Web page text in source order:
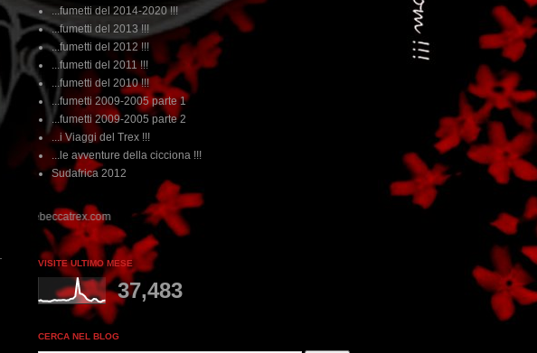
...fumetti del 2014-2020 !!!
...fumetti del 2013 !!!
...fumetti del 2012 !!!
...fumetti del 2011 !!!
...fumetti del 2010 !!!
...fumetti 2009-2005 parte 1
...fumetti 2009-2005 parte 2
...i Viaggi del Trex !!!
...le avventure della cicciona !!!
Sudafrica 2012
...dai non perdere tempo, clikka "qui", c'è il
VISITE ULTIMO MESE
37,483
CERCA NEL BLOG